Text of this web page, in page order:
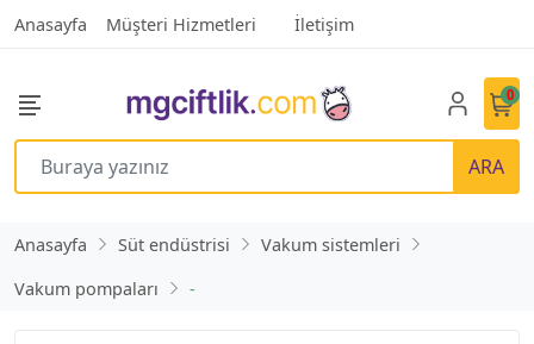
Anasayfa Müşteri Hizmetleri İletişim
ARA
0
Anasayfa Süt endüstrisi
Vakum sistemleri
Vakum pompaları
-